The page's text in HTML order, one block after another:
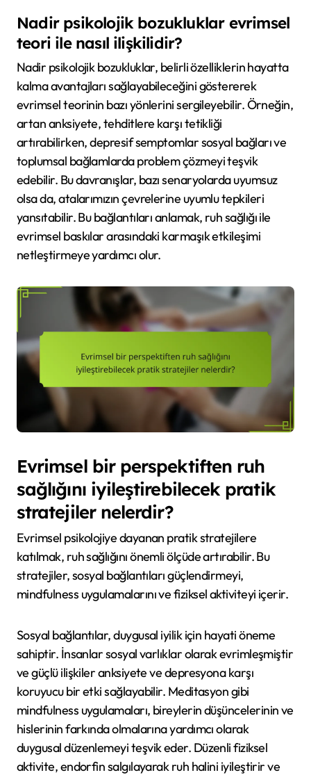
Nadir psikolojik bozukluklar evrimsel
teori ile nasıl ilişkilidir?
Nadir psikolojik bozukluklar, belirli özelliklerin hayatta
kalma avantajları sağlayabileceğini göstererek
evrimsel teorinin bazı yönlerini sergileyebilir. Örneğin,
artan anksiyete, tehditlere karşı tetikliği
artırabilirken, depresif semptomlar sosyal bağları ve
toplumsal bağlamlarda problem çözmeyi teşvik
edebilir. Bu davranışlar, bazı senaryolarda uyumsuz
olsa da, atalarımızın çevrelerine uyumlu tepkileri
yansıtabilir. Bu bağlantıları anlamak, ruh sağlığı ile
evrimsel baskılar arasındaki karmaşık etkileşimi
netleştirmeye yardımcı olur.
Evrimsel bir perspektiften ruh
sağlığını iyileştirebilecek pratik
stratejiler nelerdir?
Evrimsel psikolojiye dayanan pratik stratejilere
katılmak, ruh sağlığını önemli ölçüde artırabilir. Bu
stratejiler, sosyal bağlantıları güçlendirmeyi,
mindfulness uygulamalarını ve fiziksel aktiviteyi içerir.
Sosyal bağlantılar, duygusal iyilik için hayati öneme
sahiptir. İnsanlar sosyal varlıklar olarak evrimleşmiştir
ve güçlü ilişkiler anksiyete ve depresyona karşı
koruyucu bir etki sağlayabilir. Meditasyon gibi
mindfulness uygulamaları, bireylerin düşüncelerinin ve
hislerinin farkında olmalarına yardımcı olarak
duygusal düzenlemeyi teşvik eder. Düzenli fiziksel
aktivite, endorfin salgılayarak ruh halini iyileştirir ve